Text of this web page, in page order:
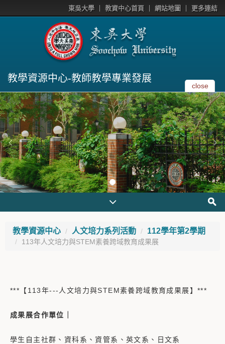
東吳大學 教資中心首頁 網站地圖 更多連結
教學資源中心-教師教學專業發展
close
教學資源中心 人文培力系列活動 112學年第2學期
113年人文培力與STEM素養跨域教育成果展
***【113年---人文培力與STEM素養跨域教育成果展】***
成果展合作單位｜
學生自主社群、資科系、資管系、英文系、日文系